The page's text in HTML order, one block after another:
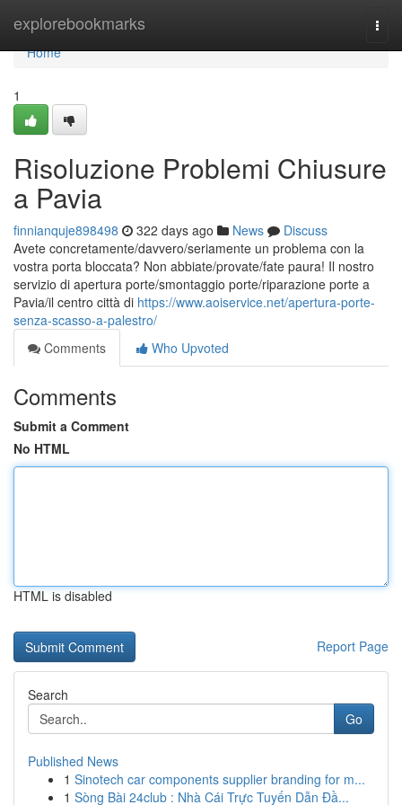
explorebookmarks
Home
Home
1
Risoluzione Problemi Chiusure
a Pavia
finnianquje898498 322 days ago News
Discuss
Avete concretamente/davvero/seriamente un problema con la
vostra porta bloccata? Non abbiate/provate/fate paura! Il nostro
servizio di apertura porte/smontaggio porte/riparazione porte a
Pavia/il centro città di https://www.aoiservice.net/apertura-porte-
senza-scasso-a-palestro/
Comments
Who Upvoted
Comments
Submit a Comment
No HTML
HTML is disabled
Report Page
Search
Go
Published News
1 Sinotech car components supplier branding for m...
1 Sòng Bài 24club : Nhà Cái Trực Tuyến Dẫn Đầ...